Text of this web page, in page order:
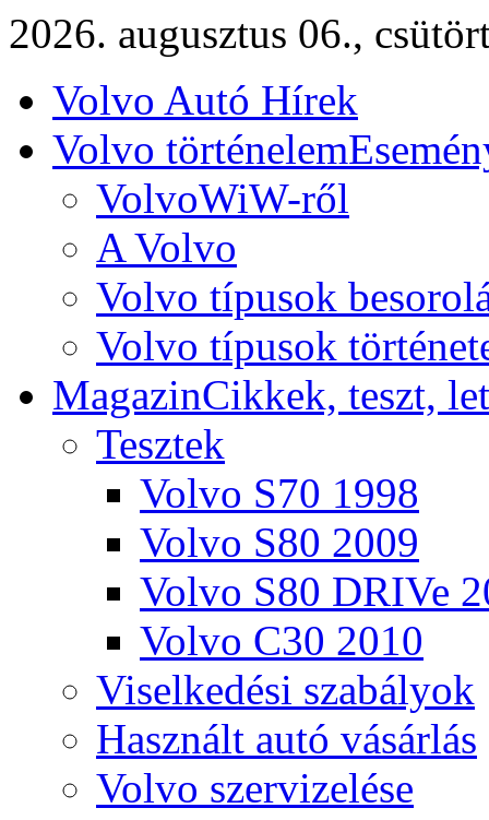
2026. augusztus 06.,
Volvo Autó Hírek
Volvo történelem
VolvoWiW-ről
A Volvo
Volvo típusok
Volvo típusok
MagazinCikkek, teszt,
Tesztek
Volvo S70 1998
Volvo S80 2009
Volvo S80 DRIVe
Volvo C30 2010
Viselkedési szabályok
Használt autó vásárlás
Volvo szervizelése